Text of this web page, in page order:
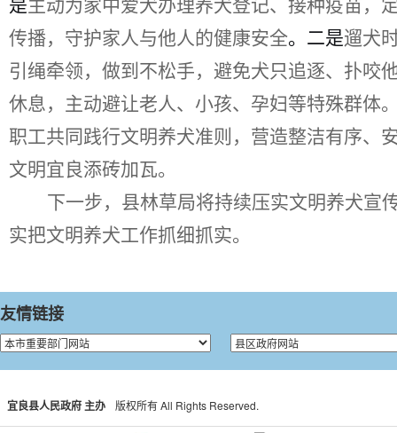
是主动为家中爱犬办理养犬登记、接种疫苗，
传播，守护家人与他人的健康安全。二是遛犬
引绳牵领， 做到 不松手， 避免犬只追逐、扑咬
休息，主动避让老人、小孩、孕妇等特殊群体
职工共同践行文明养犬准则，营造整洁有序、
文明宜良添砖加瓦。
下一步，县林草局将持续压实文明养犬宣
实把文明养犬工作抓细抓实。
友情链接
宜良县人民政府 主办 版权所有 All Rights Reserved.